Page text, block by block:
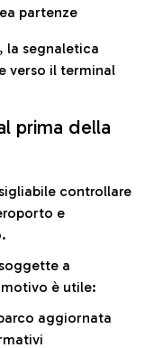
partenze
la segnaletica
verso il terminal
prima della
controllare
e
a
è utile:
aggiornata